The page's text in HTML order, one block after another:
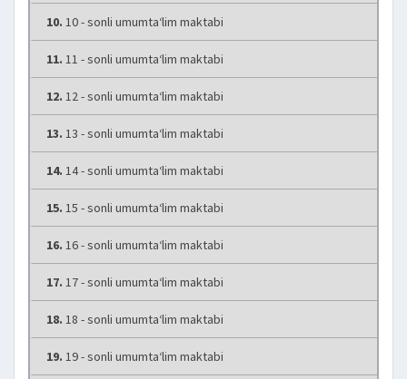
10. 10 - sonli umumta‘lim maktabi
11. 11 - sonli umumta‘lim maktabi
12. 12 - sonli umumta‘lim maktabi
13. 13 - sonli umumta‘lim maktabi
14. 14 - sonli umumta‘lim maktabi
15. 15 - sonli umumta‘lim maktabi
16. 16 - sonli umumta‘lim maktabi
17. 17 - sonli umumta‘lim maktabi
18. 18 - sonli umumta‘lim maktabi
19. 19 - sonli umumta‘lim maktabi